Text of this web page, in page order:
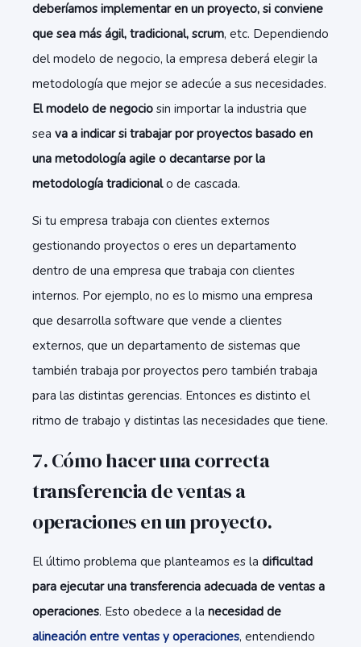
deberíamos implementar en un proyecto, si conviene
que sea más ágil, tradicional, scrum, etc. Dependiendo
del modelo de negocio, la empresa deberá elegir la
metodología que mejor se adecúe a sus necesidades.
El modelo de negocio sin importar la industria que
sea va a indicar si trabajar por proyectos basado en
una metodología agile o decantarse por la
metodología tradicionalo de cascada.
Si tu empresa trabaja con clientes externos
gestionando proyectos o eres un departamento
dentro de una empresa que trabaja con clientes
internos. Por ejemplo, no es lo mismo una empresa
que desarrolla software que vende a clientes
externos, que un departamento de sistemas que
también trabaja por proyectos pero también trabaja
para las distintas gerencias. Entonces es distinto el
ritmo de trabajo y distintas las necesidades que tiene.
7. Cómo hacer una correcta
transferencia de ventas a
operaciones en un proyecto.
El último problema que planteamos es la dificultad
para ejecutar una transferencia adecuada de ventas a
operaciones. Esto obedece a la necesidad de
alineación entre ventas y operaciones, entendiendo